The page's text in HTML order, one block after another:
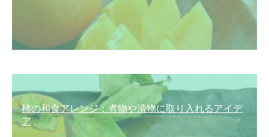
柿の和食アレンジ：煮物や漬物に取り入れるアイデ
ア